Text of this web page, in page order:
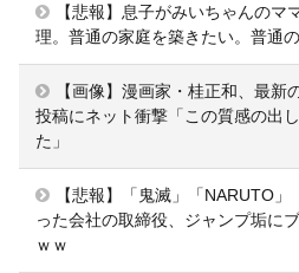
【悲報】息子がみいちゃんの
理。普通の家庭を築きたい。普通
【画像】漫画家・桂正和、最新
投稿にネット衝撃「この質感の出
た」
【悲報】「鬼滅」「NARUTO
った会社の取締役、ジャンプ垢に
ｗｗ